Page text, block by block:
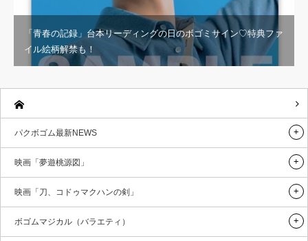
「青春の記録」台本リーディングの日のボゴミサイン♡特典ファ
イル絵柄解禁も！
パクボゴム最新NEWS
映画「夢遊桃源図」
映画「刀、コドゥマクハンの剣」
ボゴムマジカル（バラエティ）